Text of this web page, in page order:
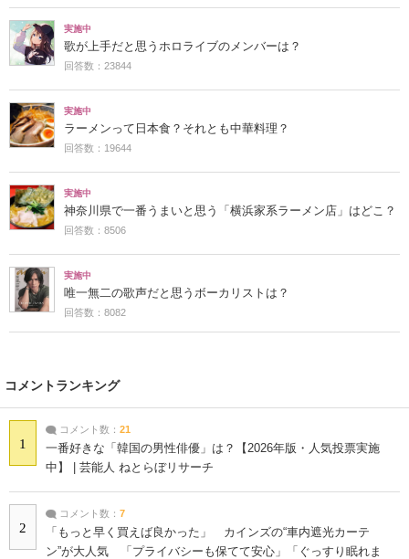
実施中
歌が上手だと思うホロライブのメンバーは？
回答数：23844
実施中
ラーメンって日本食？それとも中華料理？
回答数：19644
実施中
神奈川県で一番うまいと思う「横浜家系ラーメン店」はどこ？
回答数：8506
実施中
唯一無二の歌声だと思うボーカリストは？
回答数：8082
コメントランキング
1
コメント数： 21
一番好きな「韓国の男性俳優」は？【2026年版・人気投票実施
中】 | 芸能人 ねとらぼリサーチ
2
コメント数： 7
「もっと早く買えば良かった」 カインズの“車内遮光カーテ
ン”が大人気 「プライバシーも保てて安心」「ぐっすり眠れま